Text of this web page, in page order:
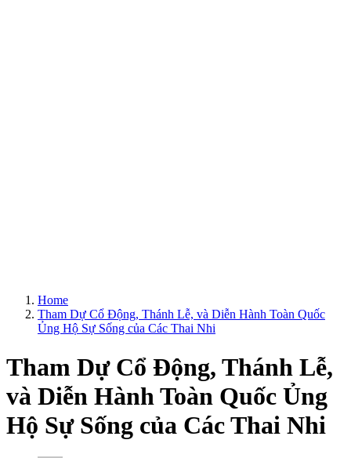
Home
Tham Dự Cổ Động, Thánh Lễ, và Diễn Hành Toàn Quốc
Ủng Hộ Sự Sống của Các Thai Nhi
Tham Dự Cổ Động, Thánh Lễ,
và Diễn Hành Toàn Quốc Ủng
Hộ Sự Sống của Các Thai Nhi